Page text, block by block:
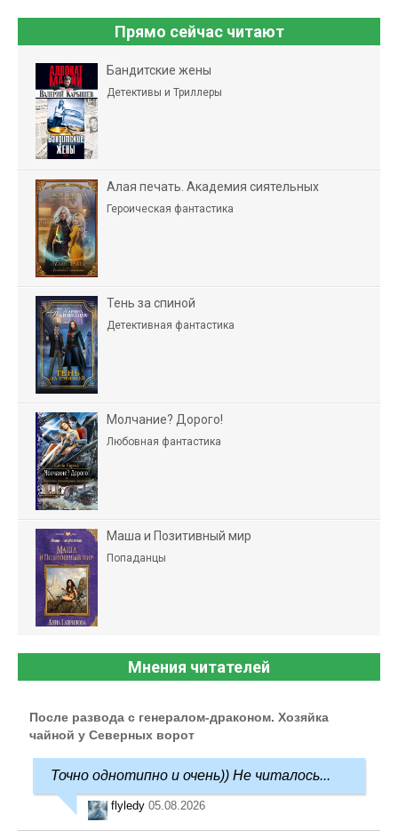
Прямо сейчас читают
Бандитские жены
Детективы и Триллеры
Алая печать. Академия сиятельных
Героическая фантастика
Тень за спиной
Детективная фантастика
Молчание? Дорого!
Любовная фантастика
Маша и Позитивный мир
Попаданцы
Мнения читателей
После развода с генералом-драконом. Хозяйка
чайной у Северных ворот
Точно однотипно и очень)) Не читалось...
flyledy 05.08.2026